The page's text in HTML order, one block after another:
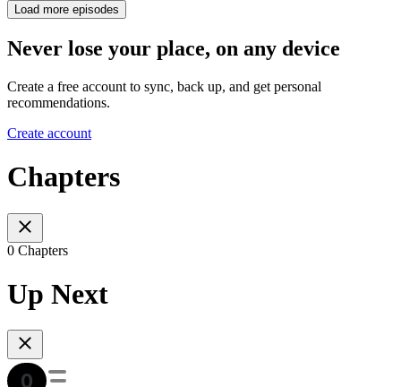
Load more episodes
Never lose your place, on any device
Create a free account to sync, back up, and get personal
recommendations.
Create account
Chapters
0 Chapters
Up Next